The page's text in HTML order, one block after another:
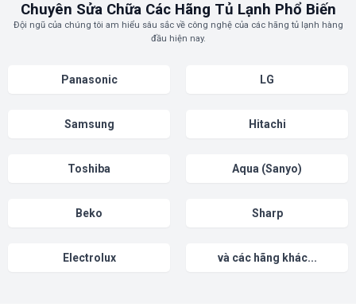
Chuyên Sửa Chữa Các Hãng Tủ Lạnh Phổ Biến
Đội ngũ của chúng tôi am hiểu sâu sắc về công nghệ của các hãng tủ lạnh hàng
đầu hiện nay.
Panasonic LG
Samsung Hitachi
Toshiba Aqua (Sanyo)
Beko Sharp
Electrolux và các hãng khác...